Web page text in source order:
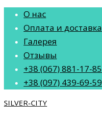
Перейти
содержанию
О нас
Оплата и доставка
Галерея
Отзывы
+38 (067) 881-17-85
+38 (097) 439-69-59
SILVER-CITY